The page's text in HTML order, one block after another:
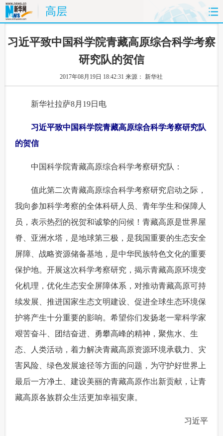
高层
首页 时政 国际 财经
体育 人事
时尚 思客 地方 法治
科技
图片 视频 彩票
旅游 健康 信息化 数据
富媒体 摄影 新华广播
新华电视中文 新华电视英文 返回PC
习近平致中国科学院青藏高原综合科学考察
研究队的贺信
2017年08月19日 18:42:31来源： 新华社
新华社拉萨8月19日电
习近平致中国科学院青藏高原综合科学考察研究队
的贺信
中国科学院青藏高原综合科学考察研究队：
值此第二次青藏高原综合科学考察研究启动之际，
我向参加科学考察的全体科研人员、青年学生和保障人
员，表示热烈的祝贺和诚挚的问候！青藏高原是世界屋
脊、亚洲水塔，是地球第三极，是我国重要的生态安全
屏障、战略资源储备基地，是中华民族特色文化的重要
保护地。开展这次科学考察研究，揭示青藏高原环境变
化机理，优化生态安全屏障体系，对推动青藏高原可持
续发展、推进国家生态文明建设、促进全球生态环境保
护将产生十分重要的影响。希望你们发扬老一辈科学家
艰苦奋斗、团结奋进、勇攀高峰的精神，聚焦水、生
态、人类活动，着力解决青藏高原资源环境承载力、灾
害风险、绿色发展途径等方面的问题，为守护好世界上
最后一方净土、建设美丽的青藏高原作出新贡献，让青
藏高原各族群众生活更加幸福安康。
习近平